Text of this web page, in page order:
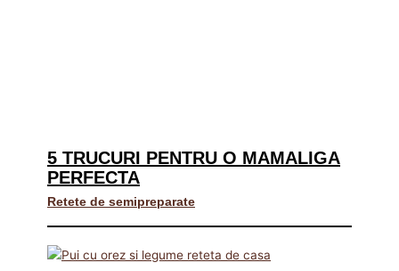
5 TRUCURI PENTRU O MAMALIGA
PERFECTA
Retete de semipreparate